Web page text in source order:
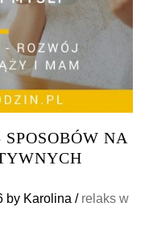
NA
by Karolina / relaks w